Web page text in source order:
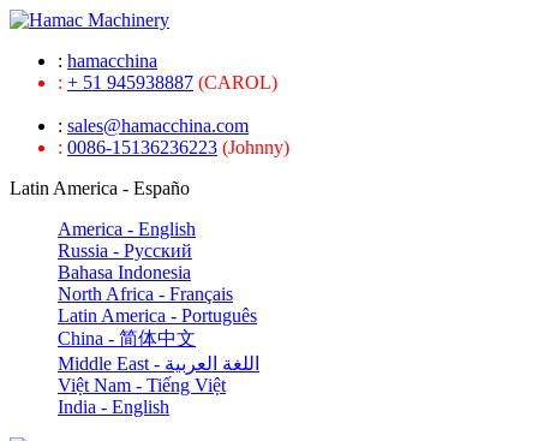
: hamacchina
: + 51 945938887 (CAROL)
: sales@hamacchina.com
: 0086-15136236223 (Johnny)
Latin America - Españo
America - English
Russia - Pусский
Bahasa Indonesia
North Africa - Français
Latin America - Português
China - 简体中文
Middle East - اللغة العربية
Việt Nam - Tiếng Việt
India - English